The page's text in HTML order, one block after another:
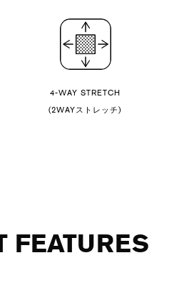
4-WAY STRETCH
(2WAYストレッチ)
FEATURES